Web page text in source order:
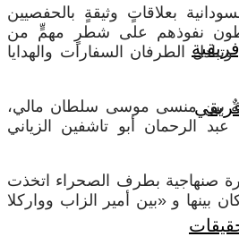
بعلاقاتٍ وثيقةٍ بالحفصيين
نفوذهم على شطرٍ مهمٍّ من
الطرفان السفارات والهدايا
بين منسى موسى سلطان مالي،
الرحمان أبو تاشفين الزياني
صنهاجية بطرف الصحراء اتخذت
بينها و «بين أمير الزاب وواركلا